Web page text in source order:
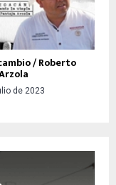
/ Roberto
de 2023